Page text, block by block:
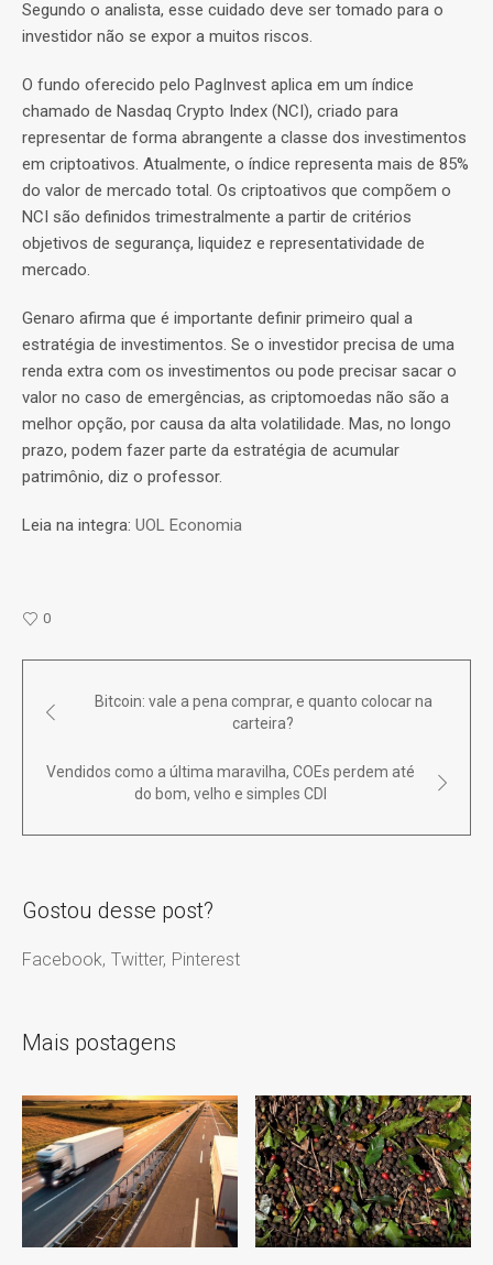
Segundo o analista, esse cuidado deve ser tomado para o
investidor não se expor a muitos riscos.
O fundo oferecido pelo PagInvest aplica em um índice
chamado de Nasdaq Crypto Index (NCI), criado para
representar de forma abrangente a classe dos investimentos
em criptoativos. Atualmente, o índice representa mais de 85%
do valor de mercado total. Os criptoativos que compõem o
NCI são definidos trimestralmente a partir de critérios
objetivos de segurança, liquidez e representatividade de
mercado.
Genaro afirma que é importante definir primeiro qual a
estratégia de investimentos. Se o investidor precisa de uma
renda extra com os investimentos ou pode precisar sacar o
valor no caso de emergências, as criptomoedas não são a
melhor opção, por causa da alta volatilidade. Mas, no longo
prazo, podem fazer parte da estratégia de acumular
patrimônio, diz o professor.
Leia na integra: UOL Economia
0
Bitcoin: vale a pena comprar, e quanto colocar na
carteira?
Vendidos como a última maravilha, COEs perdem até
do bom, velho e simples CDI
Gostou desse post?
Facebook Twitter Pinterest
Mais postagens